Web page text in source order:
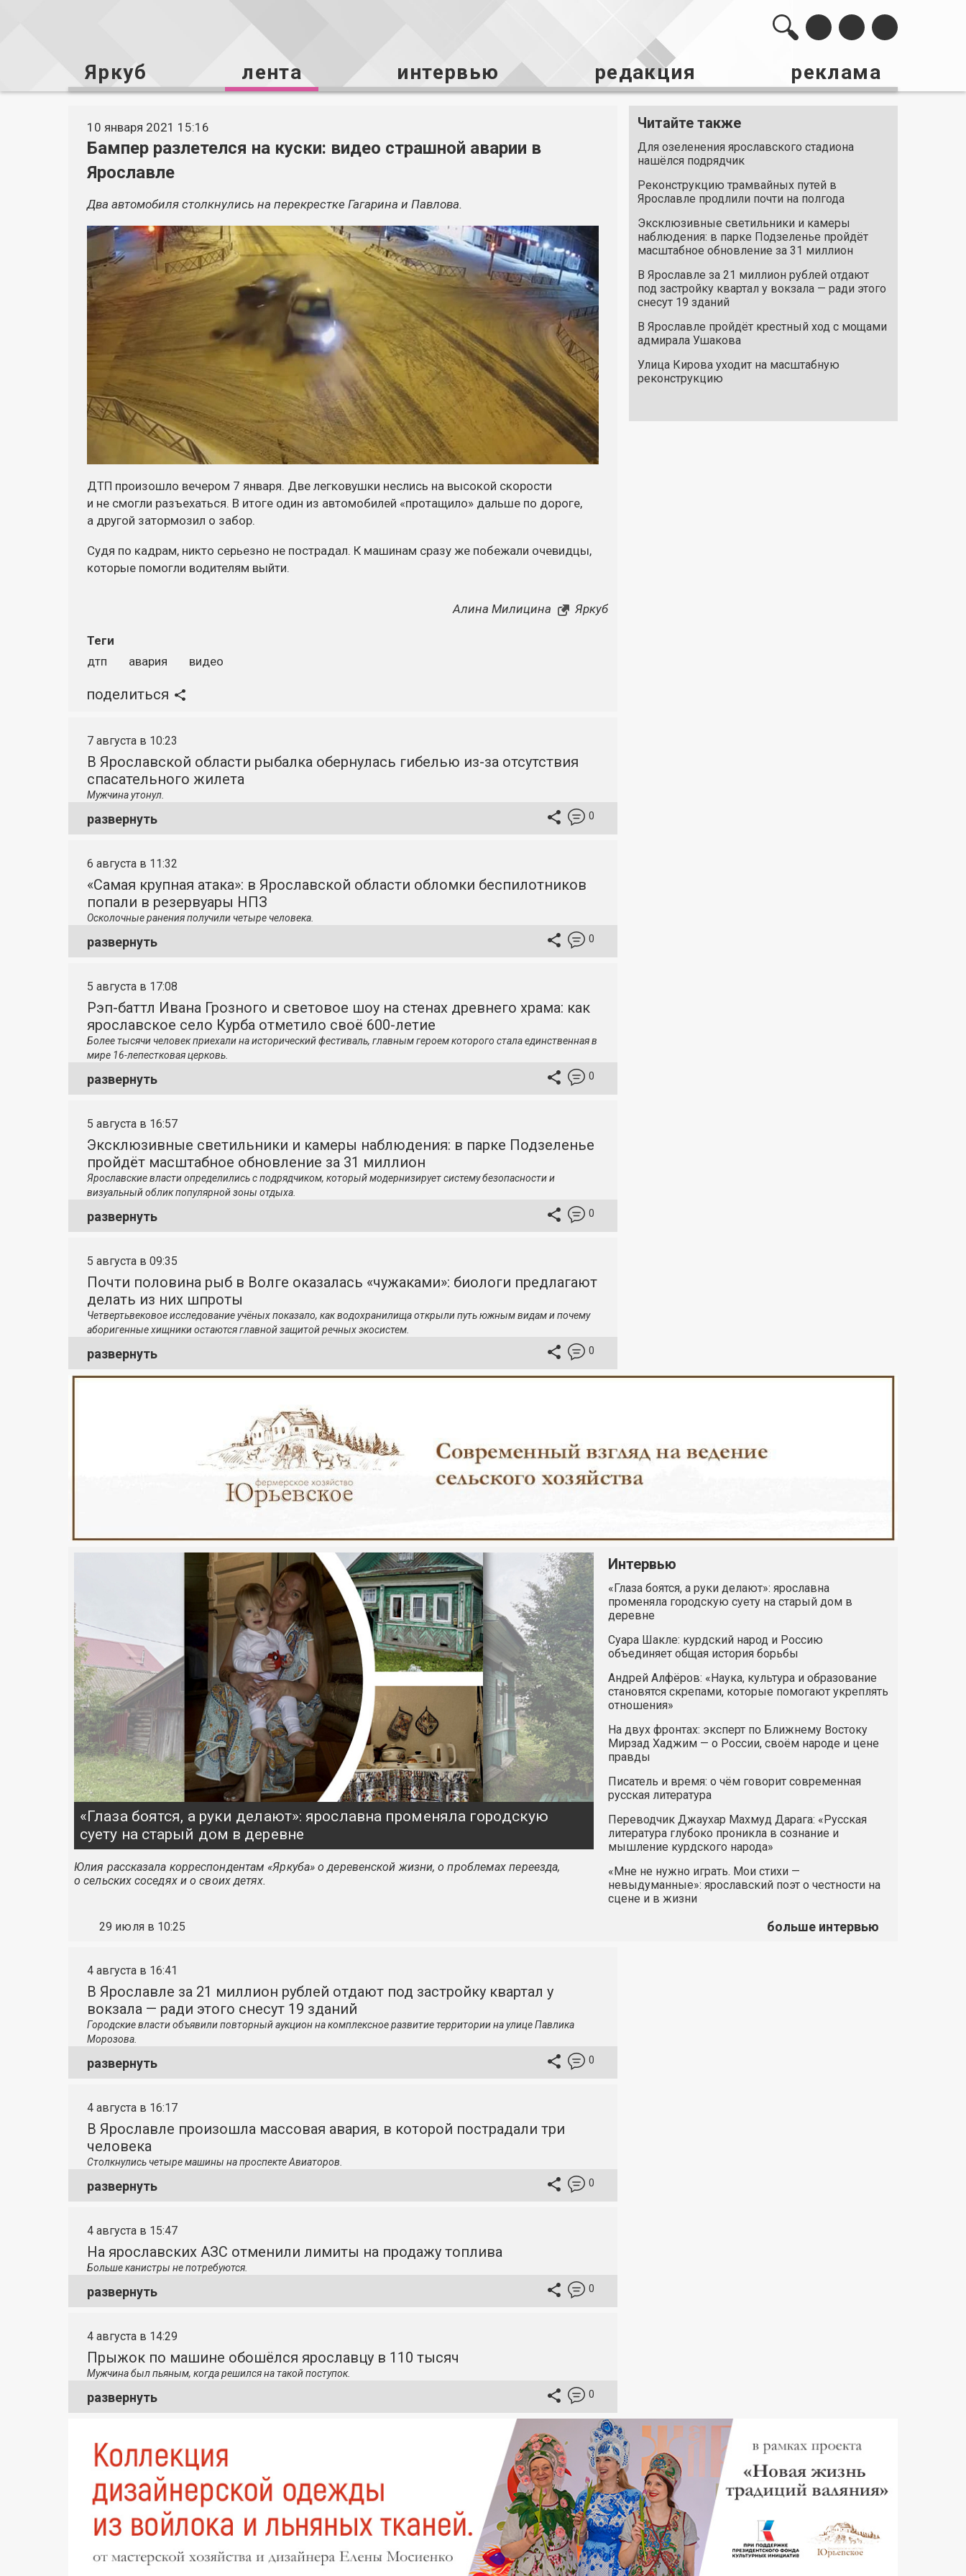
Яркуб лента интервью редакция реклама
10 января 2021 15:16
Бампер разлетелся на куски: видео страшной аварии в
Ярославле
Два автомобиля столкнулись на перекрестке Гагарина и Павлова.
ДТП произошло вечером 7 января. Две легковушки неслись на высокой скорости
и не смогли разъехаться. В итоге один из автомобилей «протащило» дальше по дороге,
а другой затормозил о забор.
Судя по кадрам, никто серьезно не пострадал. К машинам сразу же побежали очевидцы,
которые помогли водителям выйти.
Алина Милицина Яркуб
Теги
дтп
авария видео
поделиться
Читайте также
Для озеленения ярославского стадиона
нашёлся подрядчик
Реконструкцию трамвайных путей в
Ярославле продлили почти на полгода
Эксклюзивные светильники и камеры
наблюдения: в парке Подзеленье пройдёт
масштабное обновление за 31 миллион
В Ярославле за 21 миллион рублей отдают
под застройку квартал у вокзала — ради этого
снесут 19 зданий
В Ярославле пройдёт крестный ход с мощами
адмирала Ушакова
Улица Кирова уходит на масштабную
реконструкцию
7 августа в 10:23
В Ярославской области рыбалка обернулась гибелью из-за отсутствия
спасательного жилета
Мужчина утонул.
развернуть 0
6 августа в 11:32
«Самая крупная атака»: в Ярославской области обломки беспилотников
попали в резервуары НПЗ
Осколочные ранения получили четыре человека.
развернуть 0
5 августа в 17:08
Рэп-баттл Ивана Грозного и световое шоу на стенах древнего храма: как
ярославское село Курба отметило своё 600-летие
Более тысячи человек приехали на исторический фестиваль, главным героем которого стала единственная в
мире 16-лепестковая церковь.
развернуть 0
5 августа в 16:57
Эксклюзивные светильники и камеры наблюдения: в парке Подзеленье
пройдёт масштабное обновление за 31 миллион
Ярославские власти определились с подрядчиком, который модернизирует систему безопасности и
визуальный облик популярной зоны отдыха.
развернуть 0
5 августа в 09:35
Почти половина рыб в Волге оказалась «чужаками»: биологи предлагают
делать из них шпроты
Четвертьвековое исследование учёных показало, как водохранилища открыли путь южным видам и почему
аборигенные хищники остаются главной защитой речных экосистем.
развернуть 0
«Глаза боятся, а руки делают»: ярославна променяла городскую
суету на старый дом в деревне
Юлия рассказала корреспондентам «Яркуба» о деревенской жизни, о проблемах переезда,
о сельских соседях и о своих детях.
29 июля в 10:25
Интервью
«Глаза боятся, а руки делают»: ярославна
променяла городскую суету на старый дом в
деревне
Суара Шакле: курдский народ и Россию
объединяет общая история борьбы
Андрей Алфёров: «Наука, культура и образование
становятся скрепами, которые помогают укреплять
отношения»
На двух фронтах: эксперт по Ближнему Востоку
Мирзад Хаджим — о России, своём народе и цене
правды
Писатель и время: о чём говорит современная
русская литература
Переводчик Джаухар Махмуд Дарага: «Русская
литература глубоко проникла в сознание и
мышление курдского народа»
«Мне не нужно играть. Мои стихи —
невыдуманные»: ярославский поэт о честности на
сцене и в жизни
больше интервью
4 августа в 16:41
В Ярославле за 21 миллион рублей отдают под застройку квартал у
вокзала — ради этого снесут 19 зданий
Городские власти объявили повторный аукцион на комплексное развитие территории на улице Павлика
Морозова.
развернуть 0
4 августа в 16:17
В Ярославле произошла массовая авария, в которой пострадали три
человека
Столкнулись четыре машины на проспекте Авиаторов.
развернуть 0
4 августа в 15:47
На ярославских АЗС отменили лимиты на продажу топлива
Больше канистры не потребуются.
развернуть 0
4 августа в 14:29
Прыжок по машине обошёлся ярославцу в 110 тысяч
Мужчина был пьяным, когда решился на такой поступок.
развернуть 0